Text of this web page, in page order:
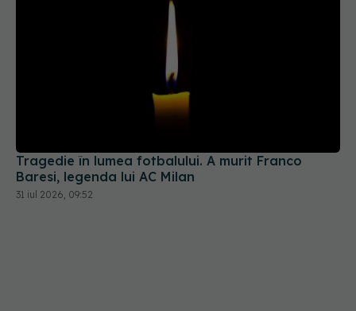
Tragedie în lumea fotbalului. A murit Franco